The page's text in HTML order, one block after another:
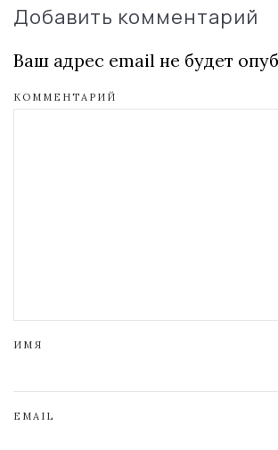
Добавить комментарий
Ваш адрес email не будет
КОММЕНТАРИЙ
ИМЯ
EMAIL